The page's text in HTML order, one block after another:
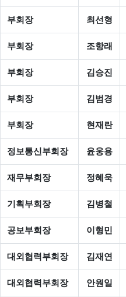
부회장 최선형
부회장 조항래
부회장 김승진
부회장 김범경
부회장 현재란
정보통신부회장 윤웅용
재무부회장 정혜욱
기획부회장 김병철
공보부회장 이형민
대외협력부회장 김재연
대외협력부회장 안원일